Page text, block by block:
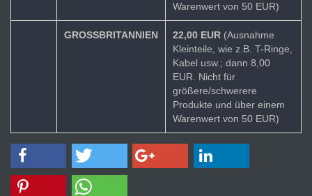
Warenwert von 50 EUR)
GROSSBRITANNIEN 22,00 EUR (Ausnahme
Kleinteile, wie z.B. T-Ringe,
Kabel usw.; dann 8,00
EUR. Nicht für
größere/schwerere
Produkte und über einem
Warenwert von 50 EUR)